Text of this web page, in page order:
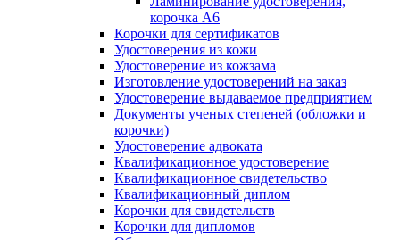
корочка А6
Корочки для сертификатов
Удостоверения из кожи
Удостоверение из кожзама
Изготовление удостоверений на заказ
Удостоверение выдаваемое предприятием
Документы ученых степеней (обложки и
корочки)
Удостоверение адвоката
Квалификационное удостоверение
Квалификационное свидетельство
Квалификационный диплом
Корочки для свидетельств
Корочки для дипломов